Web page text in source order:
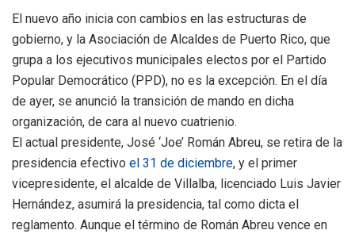
El nuevo año inicia con cambios en las estructuras de
gobierno, y la Asociación de Alcaldes de Puerto Rico, que
grupa a los ejecutivos municipales electos por el Partido
Popular Democrático (PPD), no es la excepción. En el día
de ayer, se anunció la transición de mando en dicha
organización, de cara al nuevo cuatrienio.
El actual presidente, José ‘Joe’ Román Abreu, se retira de la
presidencia efectivo el 31 de diciembre, y el primer
vicepresidente, el alcalde de Villalba, licenciado Luis Javier
Hernández, asumirá la presidencia, tal como dicta el
reglamento. Aunque el término de Román Abreu vence en